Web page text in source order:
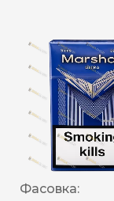
Фасовка: